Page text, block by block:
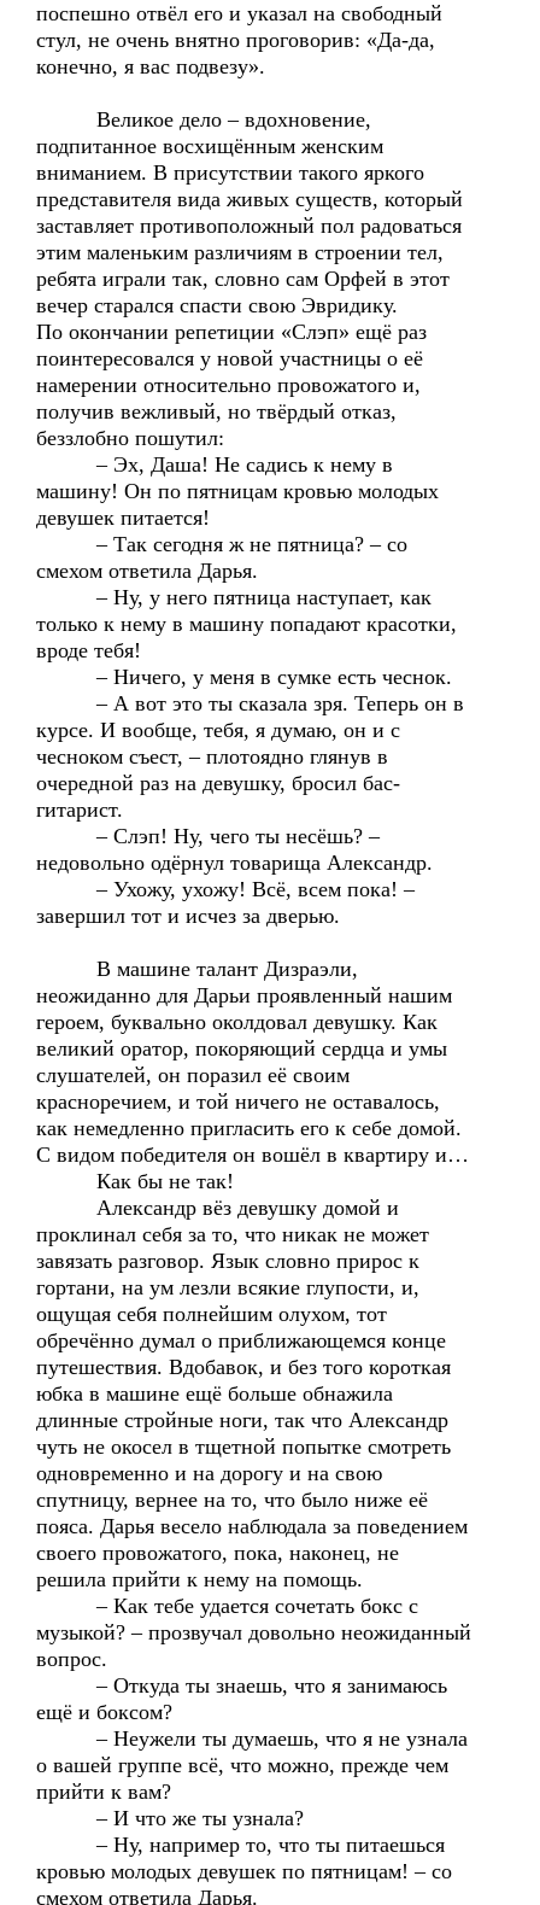
поспешно отвёл его и указал на свободный
стул, не очень внятно проговорив: «Да-да,
конечно, я вас подвезу».
Великое дело – вдохновение,
подпитанное восхищённым женским
вниманием. В присутствии такого яркого
представителя вида живых существ, который
заставляет противоположный пол радоваться
этим маленьким различиям в строении тел,
ребята играли так, словно сам Орфей в этот
вечер старался спасти свою Эвридику.
По окончании репетиции «Слэп» ещё раз
поинтересовался у новой участницы о её
намерении относительно провожатого и,
получив вежливый, но твёрдый отказ,
беззлобно пошутил:
– Эх, Даша! Не садись к нему в
машину! Он по пятницам кровью молодых
девушек питается!
– Так сегодня ж не пятница? – со
смехом ответила Дарья.
– Ну, у него пятница наступает, как
только к нему в машину попадают красотки,
вроде тебя!
– Ничего, у меня в сумке есть чеснок.
– А вот это ты сказала зря. Теперь он в
курсе. И вообще, тебя, я думаю, он и с
чесноком съест, – плотоядно глянув в
очередной раз на девушку, бросил бас-
гитарист.
– Слэп! Ну, чего ты несёшь? –
недовольно одёрнул товарища Александр.
– Ухожу, ухожу! Всё, всем пока! –
завершил тот и исчез за дверью.
В машине талант Дизраэли,
неожиданно для Дарьи проявленный нашим
героем, буквально околдовал девушку. Как
великий оратор, покоряющий сердца и умы
слушателей, он поразил её своим
красноречием, и той ничего не оставалось,
как немедленно пригласить его к себе домой.
С видом победителя он вошёл в квартиру и…
Как бы не так!
Александр вёз девушку домой и
проклинал себя за то, что никак не может
завязать разговор. Язык словно прирос к
гортани, на ум лезли всякие глупости, и,
ощущая себя полнейшим олухом, тот
обречённо думал о приближающемся конце
путешествия. Вдобавок, и без того короткая
юбка в машине ещё больше обнажила
длинные стройные ноги, так что Александр
чуть не окосел в тщетной попытке смотреть
одновременно и на дорогу и на свою
спутницу, вернее на то, что было ниже её
пояса. Дарья весело наблюдала за поведением
своего провожатого, пока, наконец, не
решила прийти к нему на помощь.
– Как тебе удается сочетать бокс с
музыкой? – прозвучал довольно неожиданный
вопрос.
– Откуда ты знаешь, что я занимаюсь
ещё и боксом?
– Неужели ты думаешь, что я не узнала
о вашей группе всё, что можно, прежде чем
прийти к вам?
– И что же ты узнала?
– Ну, например то, что ты питаешься
кровью молодых девушек по пятницам! – со
смехом ответила Дарья.